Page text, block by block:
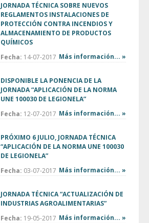
JORNADA TÉCNICA SOBRE NUEVOS
REGLAMENTOS INSTALACIONES DE
PROTECCIÓN CONTRA INCENDIOS Y
ALMACENAMIENTO DE PRODUCTOS
QUÍMICOS
Fecha: 14-07-2017 Más información... »
DISPONIBLE LA PONENCIA DE LA
JORNADA “APLICACIÓN DE LA NORMA
UNE 100030 DE LEGIONELA”
Fecha: 12-07-2017 Más información... »
PRÓXIMO 6 JULIO, JORNADA TÉCNICA
“APLICACIÓN DE LA NORMA UNE 100030
DE LEGIONELA”
Fecha: 03-07-2017 Más información... »
JORNADA TÉCNICA “ACTUALIZACIÓN DE
INDUSTRIAS AGROALIMENTARIAS”
Fecha: 19-05-2017 Más información... »